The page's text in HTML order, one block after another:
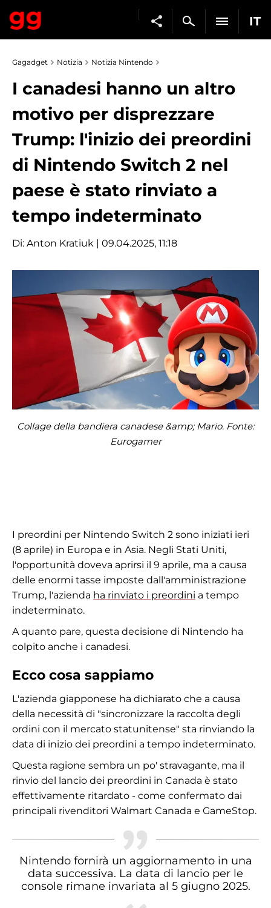
IT
Gagadget Notizia Notizia Nintendo
I canadesi hanno un altro
motivo per disprezzare
Trump: l'inizio dei preordini
di Nintendo Switch 2 nel
paese è stato rinviato a
tempo indeterminato
Di: Anton Kratiuk | 09.04.2025, 11:18
Collage della bandiera canadese &amp; Mario. Fonte:
Eurogamer
I preordini per Nintendo Switch 2 sono iniziati ieri
(8 aprile) in Europa e in Asia. Negli Stati Uniti,
l'opportunità doveva aprirsi il 9 aprile, ma a causa
delle enormi tasse imposte dall'amministrazione
Trump, l'azienda ha rinviato i preordini a tempo
indeterminato.
A quanto pare, questa decisione di Nintendo ha
colpito anche i canadesi.
Ecco cosa sappiamo
L'azienda giapponese ha dichiarato che a causa
della necessità di "sincronizzare la raccolta degli
ordini con il mercato statunitense" sta rinviando la
data di inizio dei preordini a tempo indeterminato.
Questa ragione sembra un po' stravagante, ma il
rinvio del lancio dei preordini in Canada è stato
effettivamente ritardato - come confermato dai
principali rivenditori Walmart Canada e GameStop.
Nintendo fornirà un aggiornamento in una
data successiva. La data di lancio per le
console rimane invariata al 5 giugno 2025.